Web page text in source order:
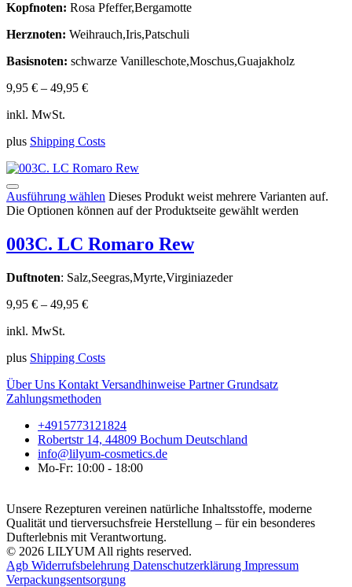
Kopfnoten: Rosa Pfeffer,Bergamotte
Herznoten: Weihrauch,Iris,Patschuli
Basisnoten: schwarze Vanilleschote,Moschus,Guajakholz
9,95 € – 49,95 €
inkl. MwSt.
plus Shipping Costs
Ausführung wählen Dieses Produkt weist mehrere Varianten auf.
Die Optionen können auf der Produktseite gewählt werden
003C. LC Romaro Rew
Duftnoten: Salz,Seegras,Myrte,Virginiazeder
9,95 € – 49,95 €
inkl. MwSt.
plus Shipping Costs
Über Uns Kontakt Versandhinweise PartnerGrundsatz
Zahlungsmethoden
+4915773121824
Robertstr 14, 44809 Bochum Deutschland
info@lilyum-cosmetics.de
Mo-Fr: 10:00 - 18:00
Unsere Rezepturen vereinen natürliche Inhaltsstoffe, moderne
Qualität und tierversuchsfreie Herstellung – für ein besonderes
Dufterlebnis mit Verantwortung.
© 2026 LILYUM All rights reserved.
Agb Widerrufsbelehrung Datenschutzerklärung Impressum
Verpackungsentsorgung